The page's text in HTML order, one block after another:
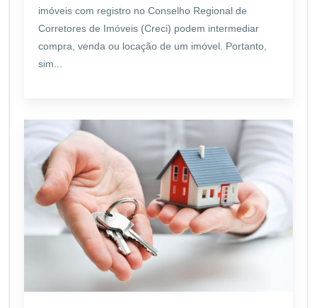
imóveis com registro no Conselho Regional de
Corretores de Imóveis (Creci) podem intermediar
compra, venda ou locação de um imóvel. Portanto,
sim...